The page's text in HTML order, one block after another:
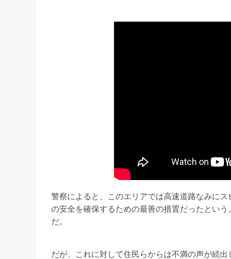
警察によると、このエリアでは高速道路なみに
の安全を確保するための最善の措置だったとい
だ。
だが、これに対して住民らからは不満の声が続